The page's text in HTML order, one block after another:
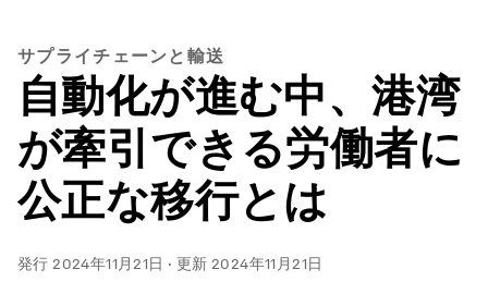
サプライチェーンと輸送
自動化が進む中、港湾
が牽引できる労働者に
公正な移行とは
発行2024年11月21日 · 更新2024年11月21日